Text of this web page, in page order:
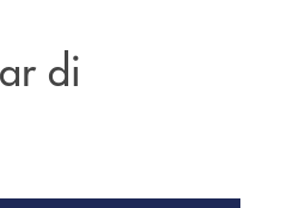
di